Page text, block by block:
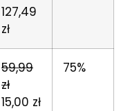
127,49
zł
59,99
zł
15,00 zł
75%